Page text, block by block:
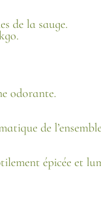
de la sauge.
odorante.
de
épicée et